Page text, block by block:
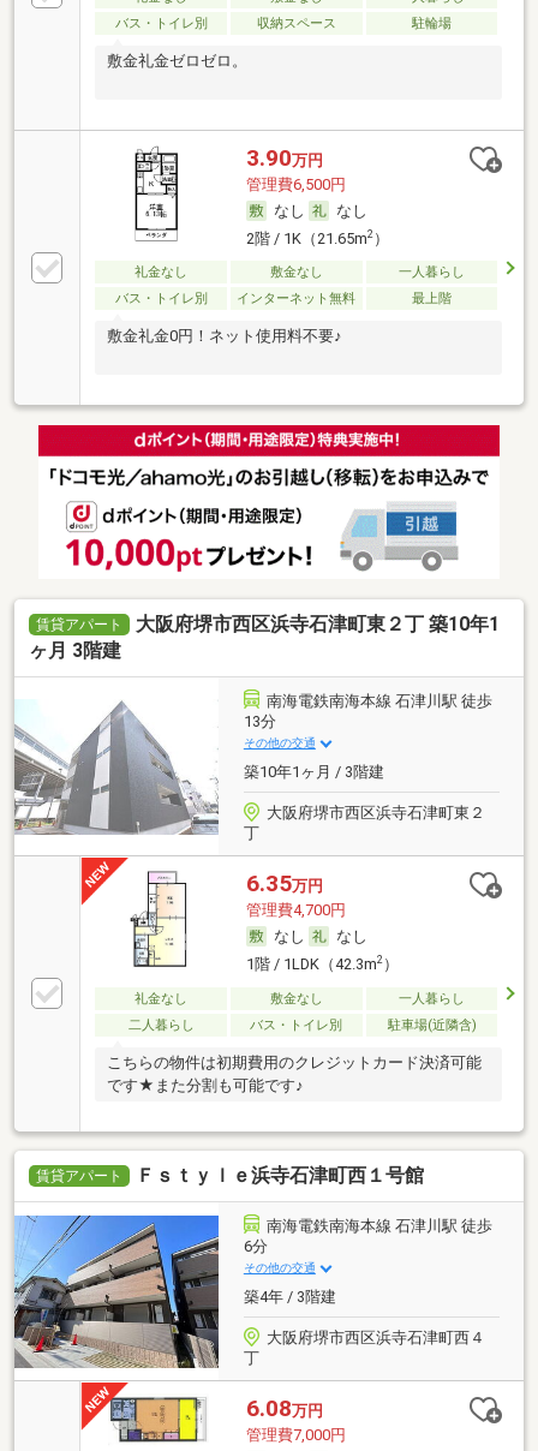
バス・トイレ別
収納スペース 駐輪場
敷金礼金ゼロゼロ。
3.90万円
管理費6,500円
なし
なし
2階 / 1K（21.65m2）
礼金なし 敷金なし
一人暮らし
バス・トイレ別
インターネット無料 最上階
敷金礼金0円！ネット使用料不要♪
賃貸アパート
大阪府堺市西区浜寺石津町東２丁 築10年1
ヶ月 3階建
南海電鉄南海本線 石津川駅 徒歩
13分
その他の交通
築10年1ヶ月 / 3階建
大阪府堺市西区浜寺石津町東２
丁
6.35万円
管理費4,700円
なし
なし
1階 / 1LDK（42.3m2）
礼金なし 敷金なし
一人暮らし
二人暮らし
バス・トイレ別 駐車場(近隣含)
こちらの物件は初期費用のクレジットカード決済可能
です★また分割も可能です♪
賃貸アパート Ｆｓｔｙｌｅ浜寺石津町西１号館
南海電鉄南海本線 石津川駅 徒歩
6分
その他の交通
築4年 / 3階建
大阪府堺市西区浜寺石津町西４
丁
6.08万円
管理費7,000円